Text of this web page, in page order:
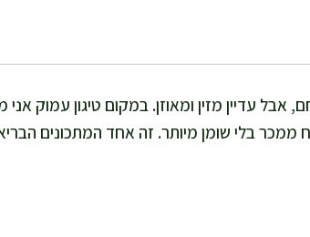
אבל עדיין מזין ומאוזן. במקום טיגון עמוק
ממכר בלי שומן מיותר. זה אחד המתכונים